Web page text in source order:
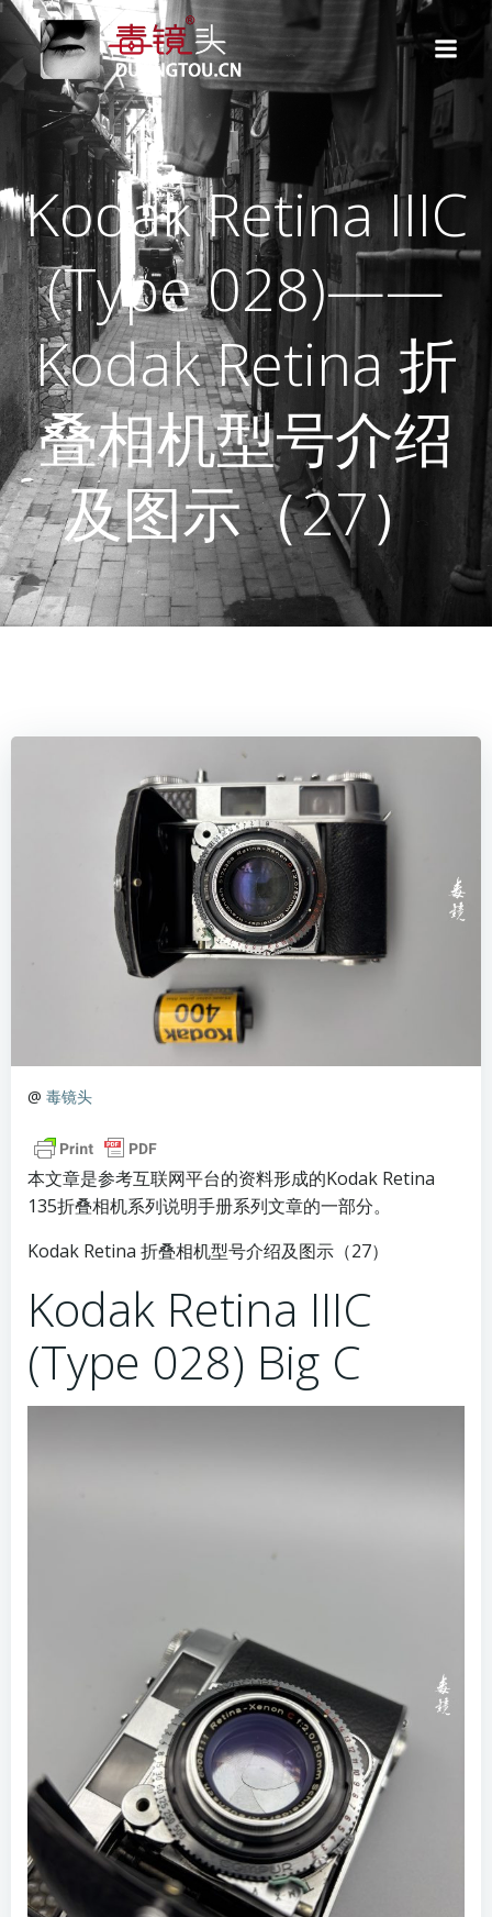
到
内
容
Kodak Retina IIIC
(Type 028)——
Kodak Retina 折
叠相机型号介绍
及图示（27）
@ 毒镜头
本文章是参考互联网平台的资料形成的Kodak Retina
135折叠相机系列说明手册系列文章的一部分。
Kodak Retina 折叠相机型号介绍及图示（27）
Kodak Retina IIIC
(Type 028) Big C